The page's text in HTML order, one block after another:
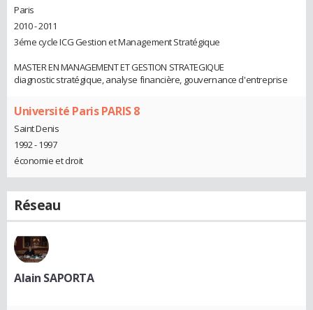
Paris
2010 - 2011
3éme cycle ICG Gestion et Management Stratégique
MASTER EN MANAGEMENT ET GESTION STRATEGIQUE
diagnostic stratégique, analyse financière, gouvernance d'entreprise
Université Paris PARIS 8
Saint Denis
1992 - 1997
économie et droit
Réseau
Alain SAPORTA